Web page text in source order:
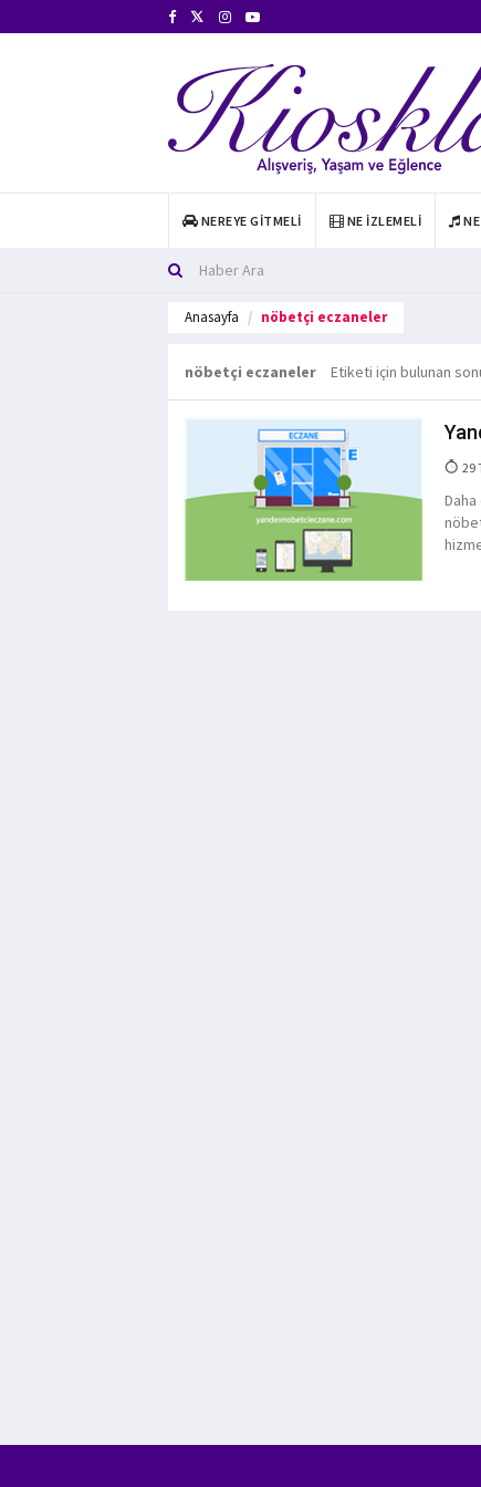
NEREYE GITMELI NE İZLEMELI
Anasayfa nöbetçi eczaneler
nöbetçi eczaneler Etiketi için bulunan
29